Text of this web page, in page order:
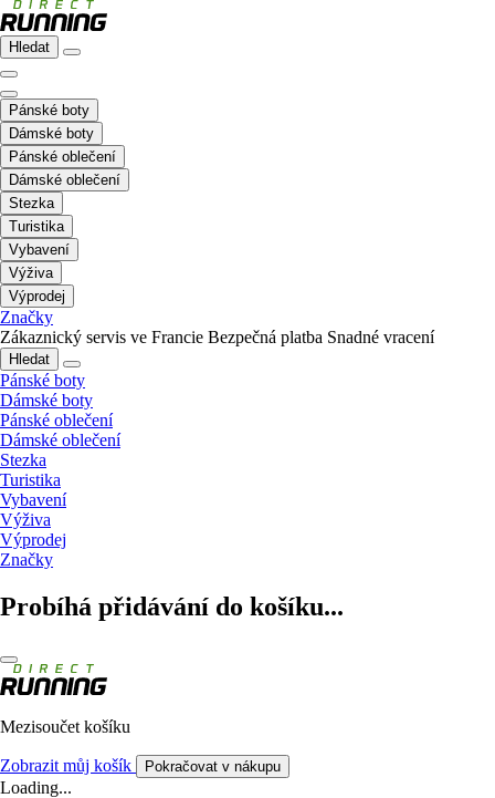
Hledat
Pánské boty
Dámské boty
Pánské oblečení
Dámské oblečení
Stezka
Turistika
Vybavení
Výživa
Výprodej
Značky
Zákaznický servis ve Francie Bezpečná platba Snadné vracení
Hledat
Pánské boty
Dámské boty
Pánské oblečení
Dámské oblečení
Stezka
Turistika
Vybavení
Výživa
Výprodej
Značky
Probíhá přidávání do košíku...
Mezisoučet košíku
Zobrazit můj košík Pokračovat v nákupu
Loading...